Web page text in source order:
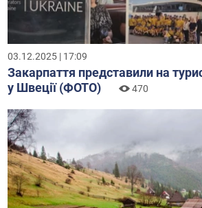
03.12.2025 | 17:09
Закарпаття представили на
у Швеції (ФОТО)
470